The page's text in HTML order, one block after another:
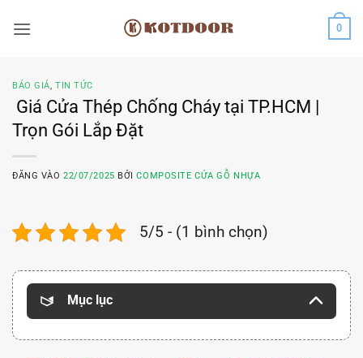
qua
0
BÁO GIÁ,TIN TỨC
Giá Cửa Thép Chống Cháy tại TP.HCM |
Trọn Gói Lắp Đặt
ĐĂNG VÀO22/07/2025 BỞICOMPOSITE CỬA GỖ NHỰA
5/5 - (1 bình chọn)
Mục lục